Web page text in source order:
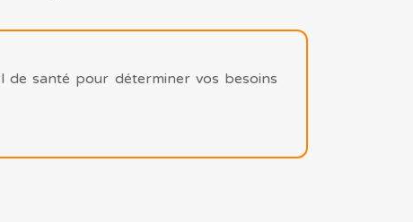
de santé pour déterminer vos besoins